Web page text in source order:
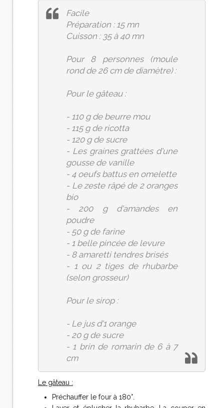
Facile
Préparation : 15 mn
Cuisson : 35 à 40 mn
Pour 8 personnes (moule
rond de 26 cm de diamètre) :
Pour le gâteau :
- 110 g de beurre mou
- 115 g de ricotta
- 120 g de sucre
- Les graines grattées d'une
gousse de vanille
- 4 oeufs battus en omelette
- Le zeste râpé de 2 oranges
bio
- 200 g d'amandes en
poudre
- 50 g de farine
- 1 belle pincée de levure
- 8 amaretti tendres brisés
- 1 ou 2 tiges de rhubarbe
(selon grosseur)
Pour le sirop :
- Le jus d'1 orange
- 20 g de sucre
- 1 brin de romarin de 6 à 7
cm
Le gâteau :
Préchauffer le four à 180°.